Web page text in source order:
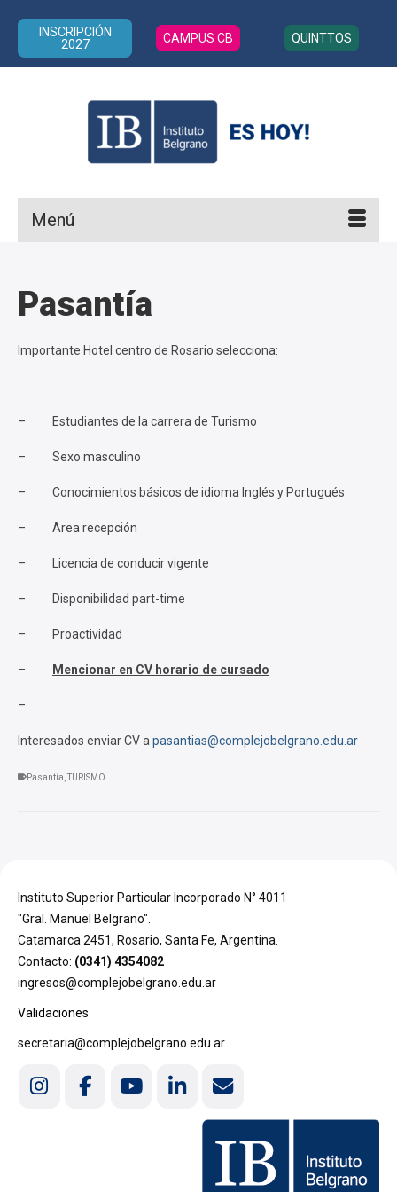
INSCRIPCIÓN
2027
CAMPUS CB QUINTTOS
Menú
Pasantía
Importante Hotel centro de Rosario selecciona:
– Estudiantes de la carrera de Turismo
– Sexo masculino
– Conocimientos básicos de idioma Inglés y Portugués
– Area recepción
– Licencia de conducir vigente
– Disponibilidad part-time
– Proactividad
– Mencionar en CV horario de cursado
–
Interesados enviar CV a pasantias@complejobelgrano.edu.ar
Pasantía ,TURISMO
Instituto Superior Particular Incorporado N° 4011
"Gral. Manuel Belgrano".
Catamarca 2451, Rosario, Santa Fe, Argentina.
Contacto: (0341) 4354082
ingresos@complejobelgrano.edu.ar
Validaciones
secretaria@complejobelgrano.edu.ar